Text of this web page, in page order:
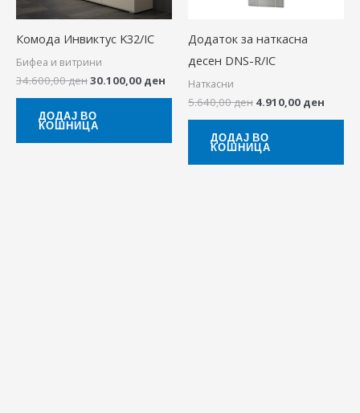
Комода Инвиктус K32/IC
Бифеа и витрини
34.600,00ден30.100,00 ден
ДОДАЈ ВО
КОШНИЦА
Додаток за наткасна
десен DNS-R/IC
Наткасни
5.640,00ден 4.910,00 ден
ДОДАЈ ВО
КОШНИЦА